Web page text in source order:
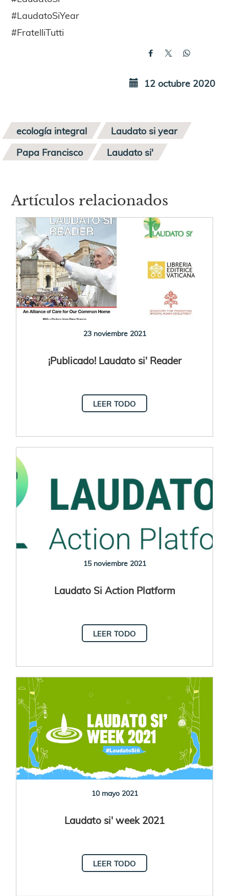
#LaudatoSiYear
#FratelliTutti
12 octubre 2020
ecología integral
Laudato si year
Papa Francisco
Laudato si'
Artículos relacionados
23 noviembre 2021
¡Publicado! Laudato si' Reader
LEER TODO
15 noviembre 2021
Laudato Si Action Platform
LEER TODO
10 mayo 2021
Laudato si' week 2021
LEER TODO